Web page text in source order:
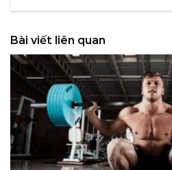
Bài viết liên quan